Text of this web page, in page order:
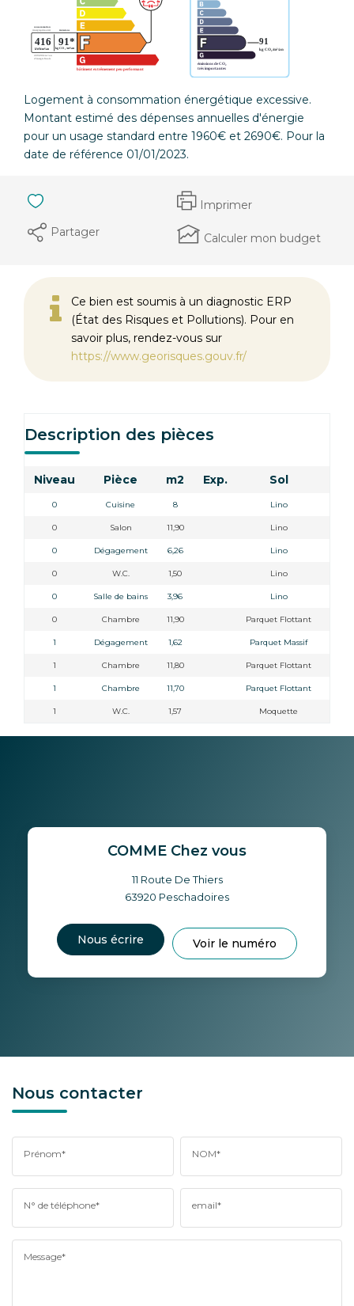
Logement à consommation énergétique excessive.
Montant estimé des dépenses annuelles d'énergie
pour un usage standard entre 1960€ et 2690€. Pour la
date de référence 01/01/2023.
Imprimer
Partager
Calculer mon budget
Ce bien est soumis à un diagnostic ERP
(État des Risques et Pollutions). Pour en
savoir plus, rendez-vous sur
https://www.georisques.gouv.fr/
Description des pièces
Niveau Pièce m2 Exp. Sol
0 Cuisine 8 Lino
0 Salon 11,90 Lino
0 Dégagement 6,26 Lino
0 W.C. 1,50 Lino
0 Salle de bains 3,96 Lino
0 Chambre 11,90 Parquet Flottant
1 Dégagement 1,62 Parquet Massif
1 Chambre 11,80 Parquet Flottant
1 Chambre 11,70 Parquet Flottant
1 W.C. 1,57 Moquette
COMME Chez vous
11 Route De Thiers
63920 Peschadoires
Nous écrire Voir le numéro
Nous contacter
Prénom* NOM*
N° de téléphone* email*
Message*